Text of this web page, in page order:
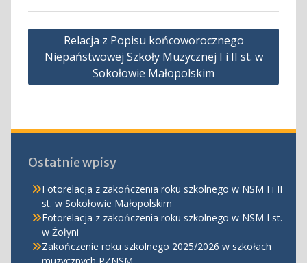
Nawigacja
wpisu
Relacja z Popisu końcoworocznego
Niepaństwowej Szkoły Muzycznej I i II st. w
Sokołowie Małopolskim
Ostatnie wpisy
Fotorelacja z zakończenia roku szkolnego w NSM I i II
st. w Sokołowie Małopolskim
Fotorelacja z zakończenia roku szkolnego w NSM I st.
w Żołyni
Zakończenie roku szkolnego 2025/2026 w szkołach